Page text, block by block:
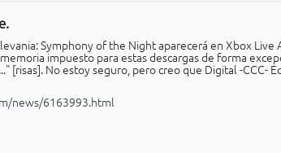
Symphony of the Night aparecerá en Xbox
impuesto para estas descargas de forma
[risas]. No estoy seguro, pero creo que Digital -CCC-
news/6163993.html